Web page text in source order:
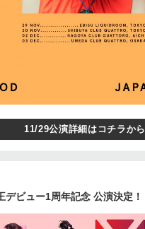
11/29公演詳細はコチラから
デビュー1周年記念 公演決定！